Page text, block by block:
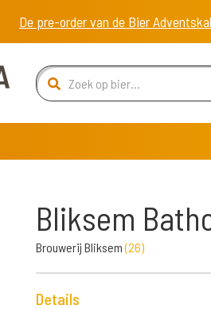
De pre-order van de Bier
Bliksem
Brouwerij Bliksem(26)
Details